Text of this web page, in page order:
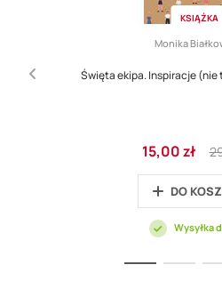
KSIĄŻKA
Monika
Święta ekipa. Inspiracje (nie
Cena
promocyjna
15,00 zł
DO
Wysyłka